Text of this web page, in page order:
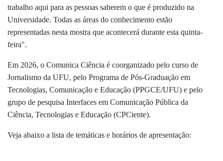
trabalho aqui para as pessoas saberem o que é produzido na
Universidade. Todas as áreas do conhecimento estão
representadas nesta mostra que acontecerá durante esta quinta-
feira".
Em 2026, o Comunica Ciência é coorganizado pelo curso de
Jornalismo da UFU, pelo Programa de Pós-Graduação em
Tecnologias, Comunicação e Educação (PPGCE/UFU) e pelo
grupo de pesquisa Interfaces em Comunicação Pública da
Ciência, Tecnologias e Educação (CPCiente).
Veja abaixo a lista de temáticas e horários de apresentação: